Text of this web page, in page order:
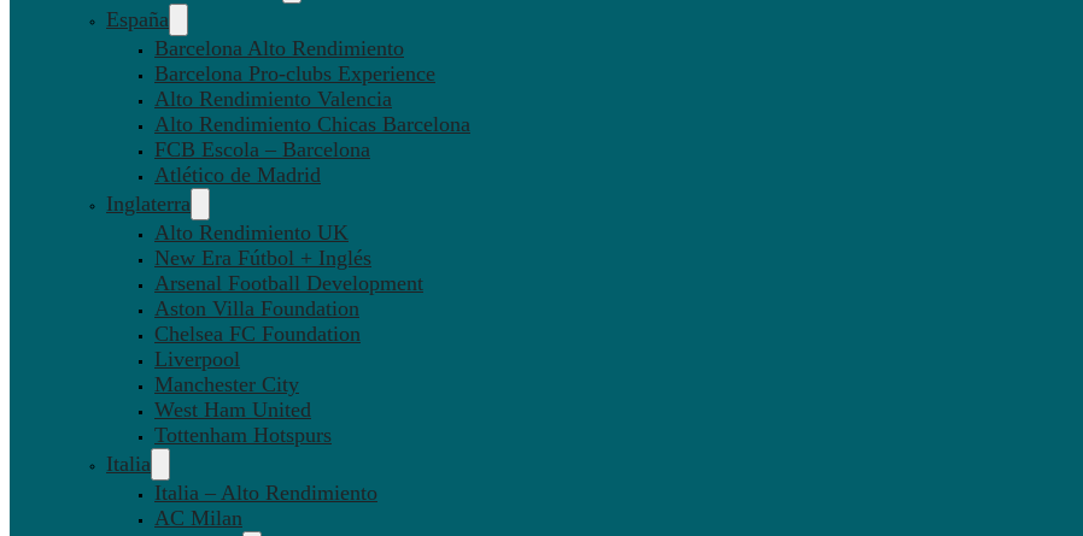
España
Barcelona Alto Rendimiento
Barcelona Pro-clubs Experience
Alto Rendimiento Valencia
Alto Rendimiento Chicas Barcelona
FCB Escola – Barcelona
Atlético de Madrid
Inglaterra
Alto Rendimiento UK
New Era Fútbol + Inglés
Arsenal Football Development
Aston Villa Foundation
Chelsea FC Foundation
Liverpool
Manchester City
West Ham United
Tottenham Hotspurs
Italia
Italia – Alto Rendimiento
AC Milan